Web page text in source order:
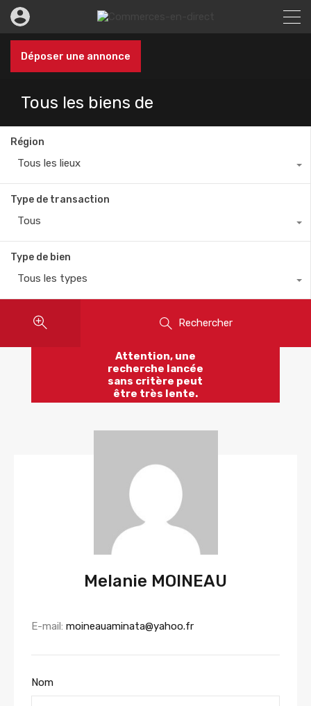
Déposer une annonce
Tous les biens de
Région
Tous les lieux
Type de transaction
Tous
Type de bien
Tous les types
Rechercher
Attention, une
recherche lancée
sans critère peut
être très lente.
Melanie MOINEAU
E-mail: moineauaminata@yahoo.fr
Nom